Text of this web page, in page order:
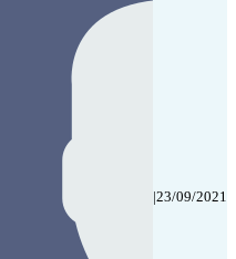
|23/09/2021